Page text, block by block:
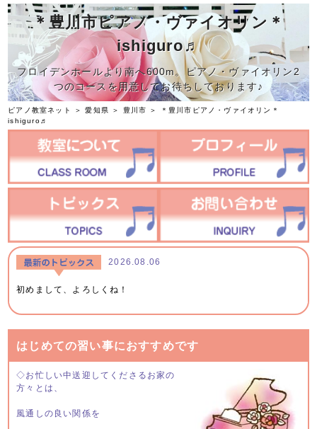
＊豊川市ピアノ・ヴァイオリン＊
ishiguro♬
フロイデンホールより南へ600m。ピアノ・ヴァイオリン2
つのコースを用意してお待ちしております♪
ピアノ教室ネット ＞愛知県 ＞ 豊川市 ＞
＊豊川市ピアノ・ヴァイオリン＊
ishiguro♬
2026.08.06
初めまして、よろしくね！
はじめての習い事におすすめです
◇お忙しい中送迎してくださるお家の
方々とは、
風通しの良い関係を